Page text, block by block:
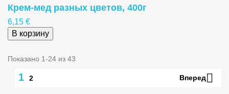
Крем-мед разных цветов, 400г
6,15 €
В корзину
Показано 1-24 из 43
1 2 Вперед